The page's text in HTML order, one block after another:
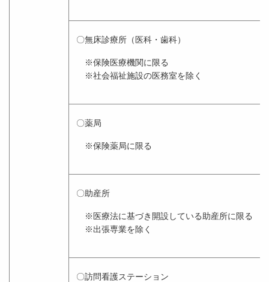
〇無床診療所（医科・歯科）
※保険医療機関に限る
※社会福祉施設の医務室を除く
〇薬局
※保険薬局に限る
〇助産所
※医療法に基づき開設している助産所に限る
※出張専業を除く
〇訪問看護ステーション